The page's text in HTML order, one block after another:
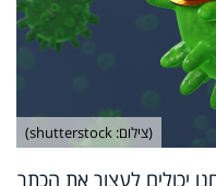
(צילום: shutterstock)
יכולים לעצור את הכתר